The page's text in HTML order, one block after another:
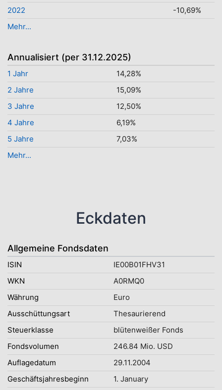
2022
-10,69%
Mehr...
Annualisiert (per 31.12.2025)
1 Jahr
14,28%
2 Jahre
15,09%
3 Jahre
12,50%
4 Jahre
6,19%
5 Jahre
7,03%
Mehr...
Eckdaten
Allgemeine Fondsdaten
ISIN
IE00B01FHV31
WKN
A0RMQ0
Währung
Euro
Ausschüttungsart
Thesaurierend
Steuerklasse
blütenweißer Fonds
Fondsvolumen
246.84 Mio. USD
Auflagedatum
29.11.2004
Geschäftsjahresbeginn
1. January